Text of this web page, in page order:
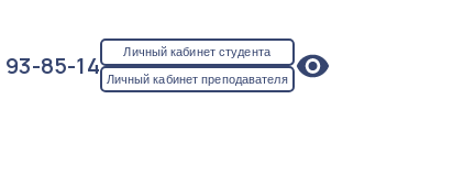
85-14 Личный кабинет студента
Личный кабинет преподавателя